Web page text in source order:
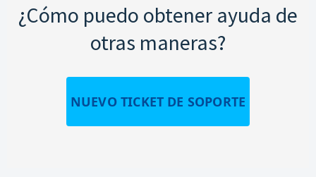
¿Cómo puedo obtener ayuda de
otras maneras?
NUEVO TICKET DE SOPORTE